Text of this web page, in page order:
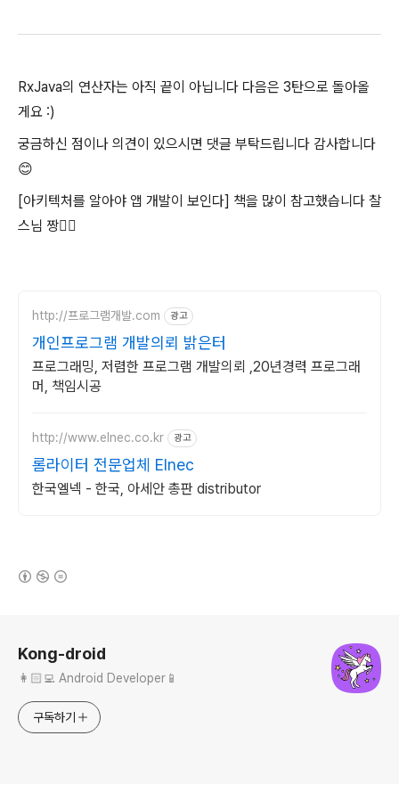
RxJava의 연산자는 아직 끝이 아닙니다 다음은 3탄으로 돌아올
게요 :)
궁금하신 점이나 의견이 있으시면 댓글 부탁드립니다 감사합니다
😊
[아키텍처를 알아야 앱 개발이 보인다] 책을 많이 참고했습니다 찰
스님 짱👍🏻
http://프로그램개발.com 광고
개인프로그램 개발의뢰 밝은터
프로그래밍, 저렴한 프로그램 개발의뢰 ,20년경력 프로그래
머, 책임시공
http://www.elnec.co.kr 광고
롬라이터 전문업체 Elnec
한국엘넥 - 한국, 아세안 총판 distributor
Kong-droid
👩🏻‍💻 Android Developer📱
구독하기